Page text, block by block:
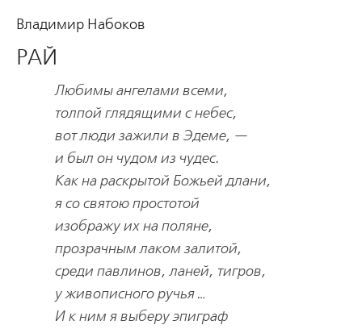
Владимир Набоков
РАЙ
Любимы ангелами всеми,
толпой глядящими с небес,
вот люди зажили в Эдеме, —
и был он чудом из чудес.
Как на раскрытой Божьей длани,
я со святою простотой
изображу их на поляне,
прозрачным лаком залитой,
среди павлинов, ланей, тигров,
у живописного ручья …
И к ним я выберу эпиграф